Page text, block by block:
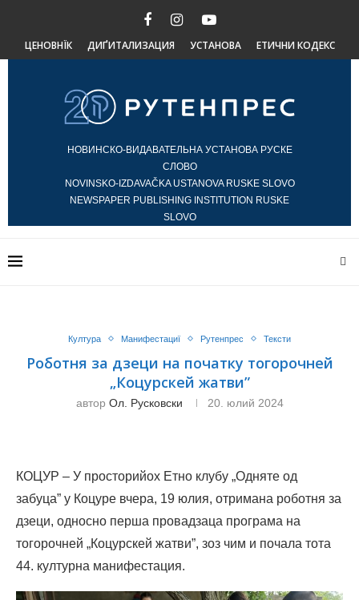
ЦЕНОВНЇК ДИҐИТАЛИЗАЦИЯ УСТАНОВА ЕТИЧНИ КОДЕКС
НОВИНСКО-ВИДАВАТЕЛЬНА УСТАНОВА РУСКЕ
СЛОВО
NOVINSKO-IZDAVAČKA USTANOVA RUSKE SLOVO
NEWSPAPER PUBLISHING INSTITUTION RUSKE
SLOVO
Култура Манифестациї Рутенпрес Тексти
Роботня за дзеци на початку тогорочней
„Коцурскей жатви”
автор Ол. Русковски 20. юлий 2024
КОЦУР – У просторийох Етно клубу „Одняте од
забуца” у Коцуре вчера, 19 юлия, отримана роботня за
дзеци, односно перша провадзаца програма на
тогорочней „Коцурскей жатви”, зоз чим и почала тота
44. културна манифестация.